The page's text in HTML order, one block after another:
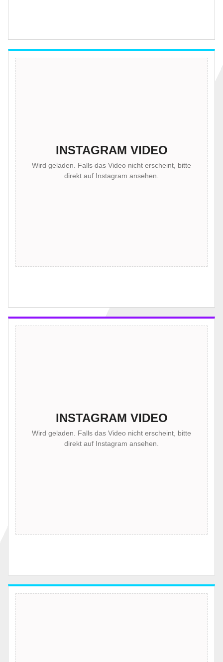
INSTAGRAM VIDEO
Wird geladen. Falls das Video nicht erscheint, bitte
direkt auf Instagram ansehen.
INSTAGRAM VIDEO
Wird geladen. Falls das Video nicht erscheint, bitte
direkt auf Instagram ansehen.